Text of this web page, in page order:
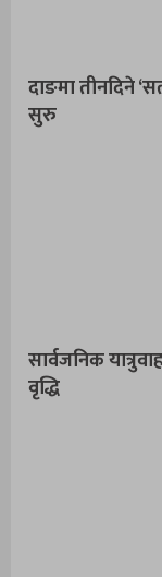
दाङमा तीनदिने
सुरु
सार्वजनिक
वृद्धि